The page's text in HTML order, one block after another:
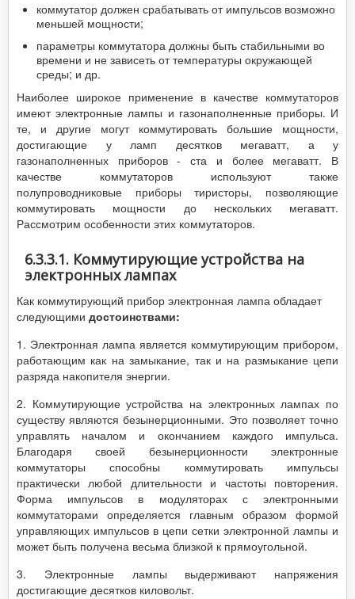
коммутатор должен срабатывать от импульсов возможно
меньшей мощности;
параметры коммутатора должны быть стабильными во
времени и не зависеть от температуры окружающей
среды; и др.
Наиболее широкое применение в качестве коммутаторов
имеют электронные лампы и газонаполненные приборы. И
те, и другие могут коммутировать большие мощности,
достигающие у ламп десятков мегаватт, а у
газонаполненных приборов - ста и более мегаватт. В
качестве коммутаторов используют также
полупроводниковые приборы тиристоры, позволяющие
коммутировать мощности до нескольких мегаватт.
Рассмотрим особенности этих коммутаторов.
6.3.3.1. Коммутирующие устройства на
электронных лампах
Как коммутирующий прибор электронная лампа обладает
следующими достоинствами:
1. Электронная лампа является коммутирующим прибором,
работающим как на замыкание, так и на размыкание цепи
разряда накопителя энергии.
2. Коммутирующие устройства на электронных лампах по
существу являются безынерционными. Это позволяет точно
управлять началом и окончанием каждого импульса.
Благодаря своей безынерционности электронные
коммутаторы способны коммутировать импульсы
практически любой длительности и частоты повторения.
Форма импульсов в модуляторах с электронными
коммутаторами определяется главным образом формой
управляющих импульсов в цепи сетки электронной лампы и
может быть получена весьма близкой к прямоугольной.
3. Электронные лампы выдерживают напряжения
достигающие десятков киловольт.